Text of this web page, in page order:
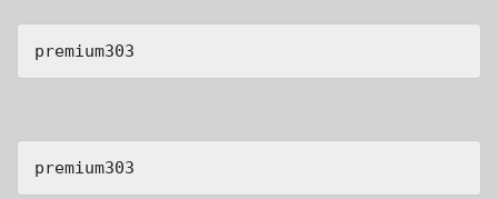
premium303
premium303